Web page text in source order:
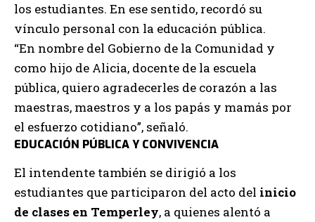
los estudiantes. En ese sentido, recordó su
vínculo personal con la educación pública.
“En nombre del Gobierno de la Comunidad y
como hijo de Alicia, docente de la escuela
pública, quiero agradecerles de corazón a las
maestras, maestros y a los papás y mamás por
el esfuerzo cotidiano”, señaló.
EDUCACIÓN PÚBLICA Y CONVIVENCIA
El intendente también se dirigió a los
estudiantes que participaron del acto del inicio
de clases en Temperley, a quienes alentó a